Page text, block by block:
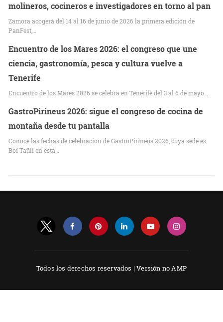
molineros, cocineros e investigadores en torno al pan
Zamora acogerá del 14 al 16 de junio de 2026 la primera edición de
PanFest,…
Encuentro de los Mares 2026: el congreso que une
ciencia, gastronomía, pesca y cultura vuelve a
Tenerife
Encuentro de los Mares 2026 se celebra en Tenerife del 3 al 6 de mayo…
GastroPirineus 2026: sigue el congreso de cocina de
montaña desde tu pantalla
Conoce las fechas de celebración de GastroPirineus 2026, cuya sede es
Boí Taüll en esta…
Todos los derechos reservados |Versión no AMP